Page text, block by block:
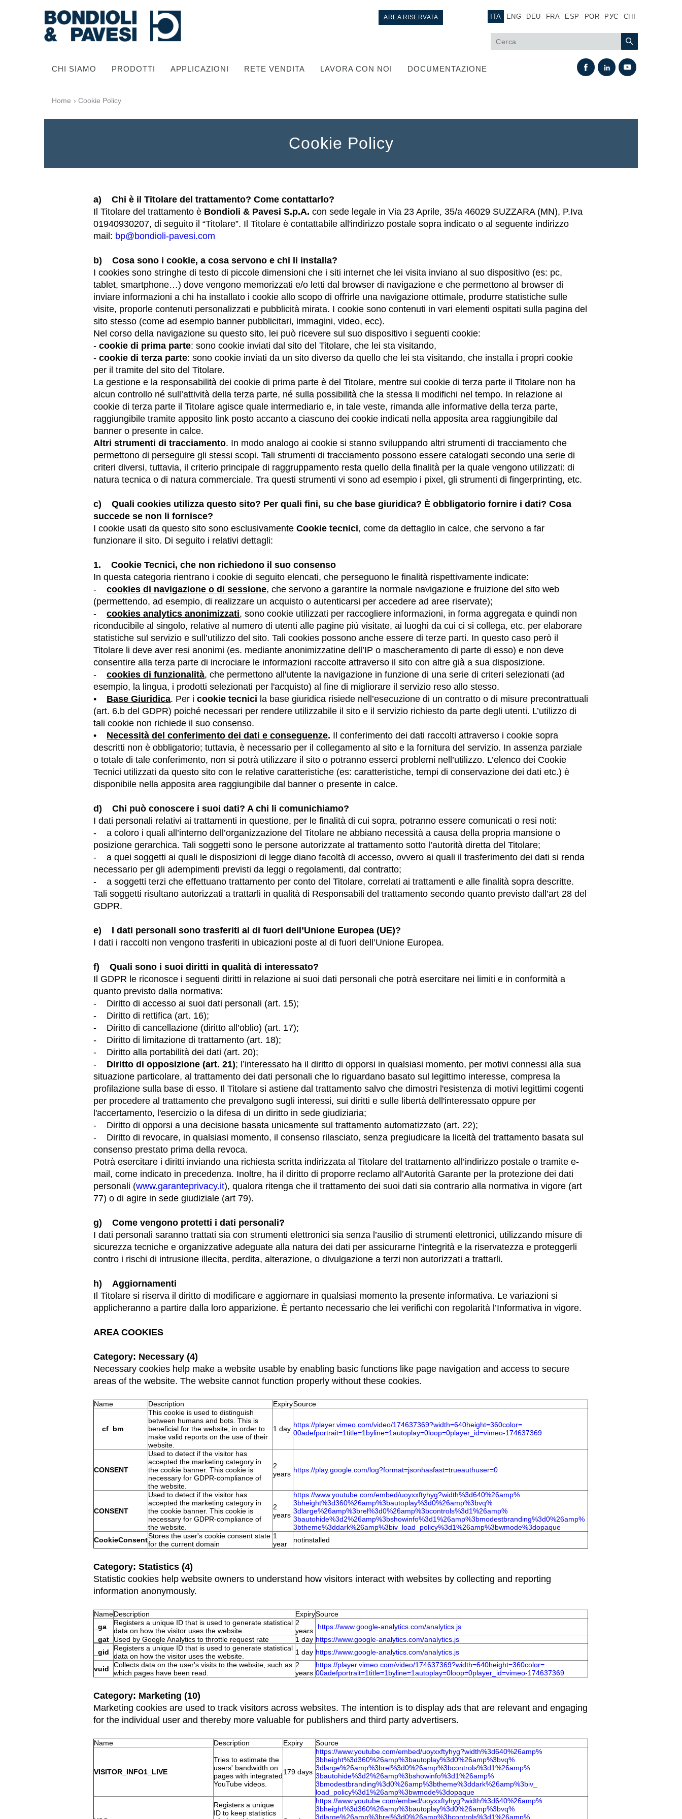
ITA ENG DEU FRA ESP POR РУС CHI
AREA RISERVATA
CHI SIAMO PRODOTTI APPLICAZIONI RETE VENDITA LAVORA CON NOI DOCUMENTAZIONE
Alberi cardanici
Scatole ingranaggi Standard
Scatole ingranaggi prodotte per Bondioli & Pavesi
Scatole ingranaggi ad assi paralleli
Scatole ingranaggi Speciali
Scatole Pump Drive
Frizioni multidisco a comando idraulico
Pompe e motori ad ingranaggi
Pompe e motori a pistoni assiali
Motori elettrici brushless - Serie MS
Motori a pistoni radiali
Motori Orbitali prodotti per Bondioli & Pavesi
Sistemi di accoppiamento
Circuiti idraulici Integrati
Valvole di controllo direzionale
Servocomandi
Componenti Elettronici per Sistemi di Controllo
Sistemi Fan Drive
Scambiatori di calore
Home › Cookie Policy
Cookie Policy
a) Chi è il Titolare del trattamento? Come contattarlo?
Il Titolare del trattamento è Bondioli & Pavesi S.p.A. con sede legale in Via 23 Aprile, 35/a 46029 SUZZARA (MN), P.Iva
01940930207, di seguito il “Titolare”. Il Titolare è contattabile all'indirizzo postale sopra indicato o al seguente indirizzo
mail: bp@bondioli-pavesi.com
b) Cosa sono i cookie, a cosa servono e chi li installa?
I cookies sono stringhe di testo di piccole dimensioni che i siti internet che lei visita inviano al suo dispositivo (es: pc,
tablet, smartphone…) dove vengono memorizzati e/o letti dal browser di navigazione e che permettono al browser di
inviare informazioni a chi ha installato i cookie allo scopo di offrirle una navigazione ottimale, produrre statistiche sulle
visite, proporle contenuti personalizzati e pubblicità mirata. I cookie sono contenuti in vari elementi ospitati sulla pagina del
sito stesso (come ad esempio banner pubblicitari, immagini, video, ecc).
Nel corso della navigazione su questo sito, lei può ricevere sul suo dispositivo i seguenti cookie:
-cookie di prima parte: sono cookie inviati dal sito del Titolare, che lei sta visitando,
-cookie di terza parte: sono cookie inviati da un sito diverso da quello che lei sta visitando, che installa i propri cookie
per il tramite del sito del Titolare.
La gestione e la responsabilità dei cookie di prima parte è del Titolare, mentre sui cookie di terza parte il Titolare non ha
alcun controllo né sull’attività della terza parte, né sulla possibilità che la stessa li modifichi nel tempo. In relazione ai
cookie di terza parte il Titolare agisce quale intermediario e, in tale veste, rimanda alle informative della terza parte,
raggiungibile tramite apposito link posto accanto a ciascuno dei cookie indicati nella apposita area raggiungibile dal
banner o presente in calce.
Altri strumenti di tracciamento. In modo analogo ai cookie si stanno sviluppando altri strumenti di tracciamento che
permettono di perseguire gli stessi scopi. Tali strumenti di tracciamento possono essere catalogati secondo una serie di
criteri diversi, tuttavia, il criterio principale di raggruppamento resta quello della finalità per la quale vengono utilizzati: di
natura tecnica o di natura commerciale. Tra questi strumenti vi sono ad esempio i pixel, gli strumenti di fingerprinting, etc.
c) Quali cookies utilizza questo sito? Per quali fini, su che base giuridica? È obbligatorio fornire i dati? Cosa
succede se non li fornisce?
I cookie usati da questo sito sono esclusivamenteCookie tecnici, come da dettaglio in calce, che servono a far
funzionare il sito. Di seguito i relativi dettagli:
1. Cookie Tecnici, che non richiedono il suo consenso
In questa categoria rientrano i cookie di seguito elencati, che perseguono le finalità rispettivamente indicate:
-cookies di navigazione o di sessione, che servono a garantire la normale navigazione e fruizione del sito web
(permettendo, ad esempio, di realizzare un acquisto o autenticarsi per accedere ad aree riservate);
-cookies analytics anonimizzati, sono cookie utilizzati per raccogliere informazioni, in forma aggregata e quindi non
riconducibile al singolo, relative al numero di utenti alle pagine più visitate, ai luoghi da cui ci si collega, etc. per elaborare
statistiche sul servizio e sull’utilizzo del sito. Tali cookies possono anche essere di terze parti. In questo caso però il
Titolare li deve aver resi anonimi (es. mediante anonimizzatine dell’IP o mascheramento di parte di esso) e non deve
consentire alla terza parte di incrociare le informazioni raccolte attraverso il sito con altre già a sua disposizione.
-cookies di funzionalità, che permettono all'utente la navigazione in funzione di una serie di criteri selezionati (ad
esempio, la lingua, i prodotti selezionati per l'acquisto) al fine di migliorare il servizio reso allo stesso.
• Base Giuridica. Per icookie tecnici la base giuridica risiede nell’esecuzione di un contratto o di misure precontrattuali
(art. 6.b del GDPR) poiché necessari per rendere utilizzabile il sito e il servizio richiesto da parte degli utenti. L’utilizzo di
tali cookie non richiede il suo consenso.
• Necessità del conferimento dei dati e conseguenze. Il conferimento dei dati raccolti attraverso i cookie sopra
descritti non è obbligatorio; tuttavia, è necessario per il collegamento al sito e la fornitura del servizio. In assenza parziale
o totale di tale conferimento, non si potrà utilizzare il sito o potranno esserci problemi nell’utilizzo. L’elenco dei Cookie
Tecnici utilizzati da questo sito con le relative caratteristiche (es: caratteristiche, tempi di conservazione dei dati etc.) è
disponibile nella apposita area raggiungibile dal banner o presente in calce.
d) Chi può conoscere i suoi dati? A chi li comunichiamo?
I dati personali relativi ai trattamenti in questione, per le finalità di cui sopra, potranno essere comunicati o resi noti:
- a coloro i quali all’interno dell’organizzazione del Titolare ne abbiano necessità a causa della propria mansione o
posizione gerarchica. Tali soggetti sono le persone autorizzate al trattamento sotto l’autorità diretta del Titolare;
- a quei soggetti ai quali le disposizioni di legge diano facoltà di accesso, ovvero ai quali il trasferimento dei dati si renda
necessario per gli adempimenti previsti da leggi o regolamenti, dal contratto;
- a soggetti terzi che effettuano trattamento per conto del Titolare, correlati ai trattamenti e alle finalità sopra descritte.
Tali soggetti risultano autorizzati a trattarli in qualità di Responsabili del trattamento secondo quanto previsto dall’art 28 del
GDPR.
e) I dati personali sono trasferiti al di fuori dell’Unione Europea (UE)?
I dati i raccolti non vengono trasferiti in ubicazioni poste al di fuori dell’Unione Europea.
f) Quali sono i suoi diritti in qualità di interessato?
Il GDPR le riconosce i seguenti diritti in relazione ai suoi dati personali che potrà esercitare nei limiti e in conformità a
quanto previsto dalla normativa:
- Diritto di accesso ai suoi dati personali (art. 15);
- Diritto di rettifica (art. 16);
- Diritto di cancellazione (diritto all’oblio) (art. 17);
- Diritto di limitazione di trattamento (art. 18);
- Diritto alla portabilità dei dati (art. 20);
- Diritto di opposizione (art. 21); l’interessato ha il diritto di opporsi in qualsiasi momento, per motivi connessi alla sua
situazione particolare, al trattamento dei dati personali che lo riguardano basato sul legittimo interesse, compresa la
profilazione sulla base di esso. Il Titolare si astiene dal trattamento salvo che dimostri l'esistenza di motivi legittimi cogenti
per procedere al trattamento che prevalgono sugli interessi, sui diritti e sulle libertà dell'interessato oppure per
l'accertamento, l'esercizio o la difesa di un diritto in sede giudiziaria;
- Diritto di opporsi a una decisione basata unicamente sul trattamento automatizzato (art. 22);
- Diritto di revocare, in qualsiasi momento, il consenso rilasciato, senza pregiudicare la liceità del trattamento basata sul
consenso prestato prima della revoca.
Potrà esercitare i diritti inviando una richiesta scritta indirizzata al Titolare del trattamento all’indirizzo postale o tramite e-
mail, come indicato in precedenza. Inoltre, ha il diritto di proporre reclamo all’Autorità Garante per la protezione dei dati
personali (www.garanteprivacy.it), qualora ritenga che il trattamento dei suoi dati sia contrario alla normativa in vigore (art
77) o di agire in sede giudiziale (art 79).
g) Come vengono protetti i dati personali?
I dati personali saranno trattati sia con strumenti elettronici sia senza l’ausilio di strumenti elettronici, utilizzando misure di
sicurezza tecniche e organizzative adeguate alla natura dei dati per assicurarne l’integrità e la riservatezza e proteggerli
contro i rischi di intrusione illecita, perdita, alterazione, o divulgazione a terzi non autorizzati a trattarli.
h) Aggiornamenti
Il Titolare si riserva il diritto di modificare e aggiornare in qualsiasi momento la presente informativa. Le variazioni si
applicheranno a partire dalla loro apparizione. È pertanto necessario che lei verifichi con regolarità l’Informativa in vigore.
AREA COOKIES
Category: Necessary (4)
Necessary cookies help make a website usable by enabling basic functions like page navigation and access to secure
areas of the website. The website cannot function properly without these cookies.
Name Description ExpirySource
__cf_bm
This cookie is used to distinguish
between humans and bots. This is
beneficial for the website, in order to
make valid reports on the use of their
website.
1 day https://player.vimeo.com/video/174637369?width=640height=360color=
00adefportrait=1title=1byline=1autoplay=0loop=0player_id=vimeo-174637369
CONSENT
Used to detect if the visitor has
accepted the marketing category in
the cookie banner. This cookie is
necessary for GDPR-compliance of
the website.
2
years https://play.google.com/log?format=jsonhasfast=trueauthuser=0
CONSENT
Used to detect if the visitor has
accepted the marketing category in
the cookie banner. This cookie is
necessary for GDPR-compliance of
the website.
2
years
https://www.youtube.com/embed/uoyxxftyhyg?width%3d640%26amp%
3bheight%3d360%26amp%3bautoplay%3d0%26amp%3bvq%
3dlarge%26amp%3brel%3d0%26amp%3bcontrols%3d1%26amp%
3bautohide%3d2%26amp%3bshowinfo%3d1%26amp%3bmodestbranding%3d0%26amp%
3btheme%3ddark%26amp%3biv_ load_policy%3d1%26amp%3bwmode%3dopaque
CookieConsentStores the user's cookie consent state
for the current domain
1
year
notinstalled
Category: Statistics (4)
Statistic cookies help website owners to understand how visitors interact with websites by collecting and reporting
information anonymously.
NameDescription ExpirySource
_ga
Registers a unique ID that is used to generate statistical
data on how the visitor uses the website.
2
years
https://www.google-analytics.com/analytics.js
_gat
Used by Google Analytics to throttle request rate 1 day https://www.google-analytics.com/analytics.js
_gid
Registers a unique ID that is used to generate statistical
data on how the visitor uses the website.
1 day https://www.google-analytics.com/analytics.js
vuid
Collects data on the user's visits to the website, such as
which pages have been read.
2
years
https://player.vimeo.com/video/174637369?width=640height=360color=
00adefportrait=1title=1byline=1autoplay=0loop=0player_id=vimeo-174637369
Category: Marketing (10)
Marketing cookies are used to track visitors across websites. The intention is to display ads that are relevant and engaging
for the individual user and thereby more valuable for publishers and third party advertisers.
Name Description Expiry Source
VISITOR_INFO1_LIVE
Tries to estimate the
users' bandwidth on
pages with integrated
YouTube videos.
179 days
https://www.youtube.com/embed/uoyxxftyhyg?width%3d640%26amp%
3bheight%3d360%26amp%3bautoplay%3d0%26amp%3bvq%
3dlarge%26amp%3brel%3d0%26amp%3bcontrols%3d1%26amp%
3bautohide%3d2%26amp%3bshowinfo%3d1%26amp%
3bmodestbranding%3d0%26amp%3btheme%3ddark%26amp%3biv_
load_policy%3d1%26amp%3bwmode%3dopaque
Registers a unique
ID to keep statistics
https://www.youtube.com/embed/uoyxxftyhyg?width%3d640%26amp%
3bheight%3d360%26amp%3bautoplay%3d0%26amp%3bvq%
3dlarge%26amp%3brel%3d0%26amp%3bcontrols%3d1%26amp%